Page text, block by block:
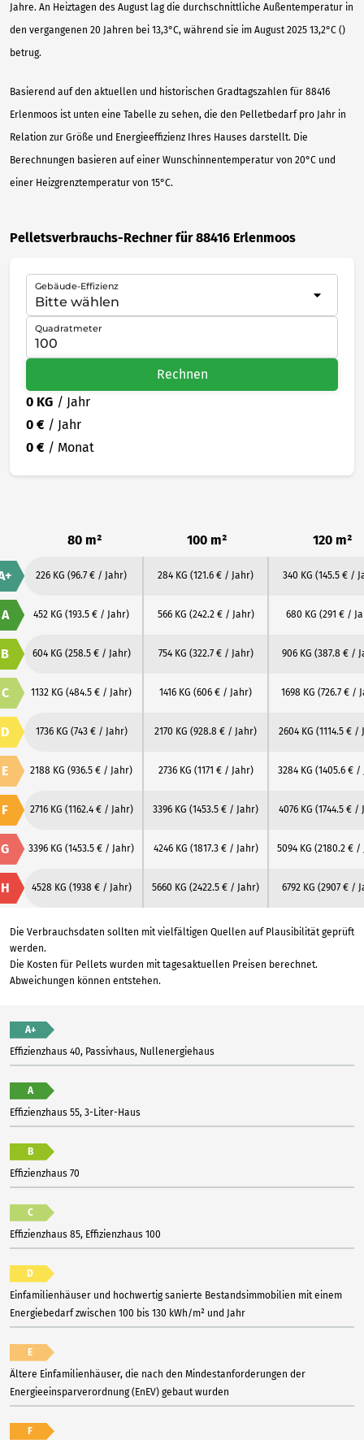
Jahre. An Heiztagen des August lag die durchschnittliche Außentemperatur in
den vergangenen 20 Jahren bei 13,3°C, während sie im August 2025 13,2°C ()
betrug.
Basierend auf den aktuellen und historischen Gradtagszahlen für 88416
Erlenmoos ist unten eine Tabelle zu sehen, die den Pelletbedarf pro Jahr in
Relation zur Größe und Energieeffizienz Ihres Hauses darstellt. Die
Berechnungen basieren auf einer Wunschinnentemperatur von 20°C und
einer Heizgrenztemperatur von 15°C.
Pelletsverbrauchs-Rechner für 88416 Erlenmoos
Gebäude-Effizienz
Quadratmeter
Rechnen
0 KG / Jahr
0 € / Jahr
0 € / Monat
80 m² 100 m² 120 m²
226 KG (96.7 € / Jahr) 284 KG (121.6 € / Jahr) 340 KG (145.5 € /
A 452 KG (193.5 € / Jahr) 566 KG (242.2 € / Jahr) 680 KG (291 € /
B 604 KG (258.5 € / Jahr) 754 KG (322.7 € / Jahr) 906 KG (387.8 € /
C 1132 KG (484.5 € / Jahr) 1416 KG (606 € / Jahr) 1698 KG (726.7 € /
D 1736 KG (743 € / Jahr) 2170 KG (928.8 € / Jahr) 2604 KG (1114.5 € /
E 2188 KG (936.5 € / Jahr) 2736 KG (1171 € / Jahr) 3284 KG (1405.6 € /
F 2716 KG (1162.4 € / Jahr) 3396 KG (1453.5 € / Jahr) 4076 KG (1744.5 € /
G 3396 KG (1453.5 € / Jahr) 4246 KG (1817.3 € / Jahr) 5094 KG (2180.2 € /
H 4528 KG (1938 € / Jahr) 5660 KG (2422.5 € / Jahr) 6792 KG (2907 € /
Die Verbrauchsdaten sollten mit vielfältigen Quellen auf Plausibilität geprüft
werden.
Die Kosten für Pellets wurden mit tagesaktuellen Preisen berechnet.
Abweichungen können entstehen.
A+
Effizienzhaus 40, Passivhaus, Nullenergiehaus
A
Effizienzhaus 55, 3-Liter-Haus
B
Effizienzhaus 70
C
Effizienzhaus 85, Effizienzhaus 100
D
Einfamilienhäuser und hochwertig sanierte Bestandsimmobilien mit einem
Energiebedarf zwischen 100 bis 130 kWh/m² und Jahr
E
Ältere Einfamilienhäuser, die nach den Mindestanforderungen der
Energieeinsparverordnung (EnEV) gebaut wurden
F